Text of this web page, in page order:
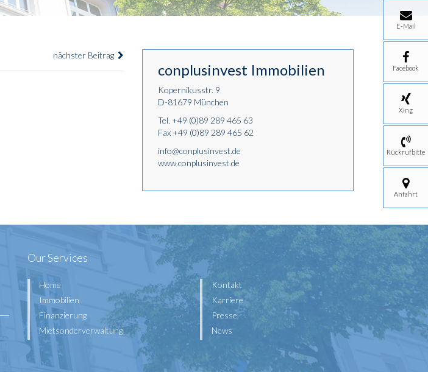
E-Mail
Facebook
Xing
Rückrufbitte
Anfahrt
nächster Beitrag
conplusinvest Immobilien
Kopernikusstr. 9
D-81679 München
Tel. +49 (0)89 289 465 63
Fax +49 (0)89 289 465 62
info@conplusinvest.de
www.conplusinvest.de
Our Services
Home
Immobilien
Finanzierung
Mietsonderverwaltung
Kontakt
Karriere
Presse
News